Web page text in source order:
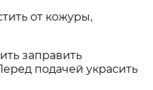
от кожуры,
заправить
подачей украсить